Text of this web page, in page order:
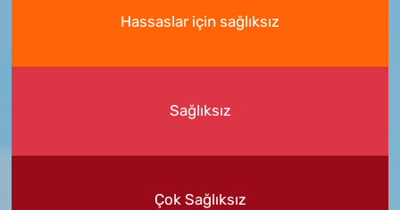
Hassaslar için sağlıksız
Sağlıksız
Çok Sağlıksız